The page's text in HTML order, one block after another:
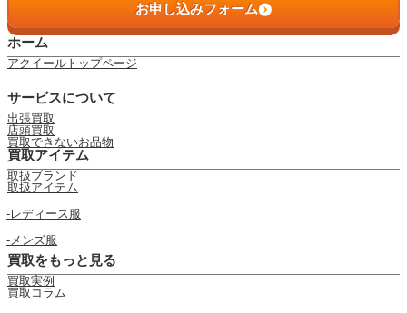
お申し込みフォーム
ホーム
アクイールトップページ
サービスについて
出張買取
店頭買取
買取できないお品物
買取アイテム
取扱ブランド
取扱アイテム
レディース服
メンズ服
買取をもっと見る
買取実例
買取コラム